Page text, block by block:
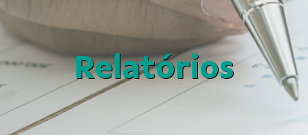
Relatórios